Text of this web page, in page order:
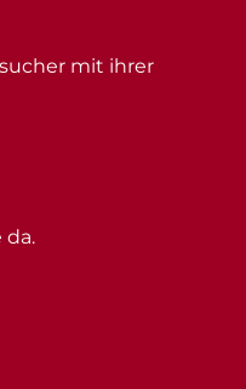
da.
mit ihrer